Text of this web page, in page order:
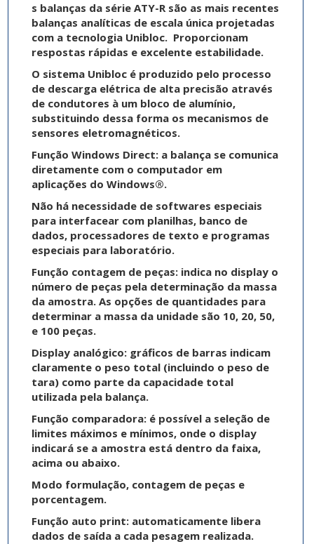
s balanças da série ATY-R são as mais recentes
balanças analíticas de escala única projetadas
com a tecnologia Unibloc. Proporcionam
respostas rápidas e excelente estabilidade.
O sistema Unibloc é produzido pelo processo
de descarga elétrica de alta precisão através
de condutores à um bloco de alumínio,
substituindo dessa forma os mecanismos de
sensores eletromagnéticos.
Função Windows Direct: a balança se comunica
diretamente com o computador em
aplicações do Windows®.
Não há necessidade de softwares especiais
para interfacear com planilhas, banco de
dados, processadores de texto e programas
especiais para laboratório.
Função contagem de peças: indica no display o
número de peças pela determinação da massa
da amostra. As opções de quantidades para
determinar a massa da unidade são 10, 20, 50,
e 100 peças.
Display analógico: gráficos de barras indicam
claramente o peso total (incluindo o peso de
tara) como parte da capacidade total
utilizada pela balança.
Função comparadora: é possível a seleção de
limites máximos e mínimos, onde o display
indicará se a amostra está dentro da faixa,
acima ou abaixo.
Modo formulação, contagem de peças e
porcentagem.
Função auto print: automaticamente libera
dados de saída a cada pesagem realizada.